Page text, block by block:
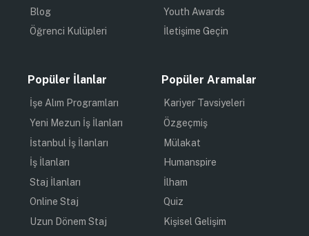
Blog
Öğrenci Kulüpleri
Youth Awards
İletişime Geçin
Popüler İlanlar
İşe Alım Programları
Yeni Mezun İş İlanları
İstanbul İş İlanları
İş İlanları
Staj İlanları
Online Staj
Uzun Dönem Staj
Popüler Aramalar
Kariyer Tavsiyeleri
Özgeçmiş
Mülakat
Humanspire
İlham
Quiz
Kişisel Gelişim